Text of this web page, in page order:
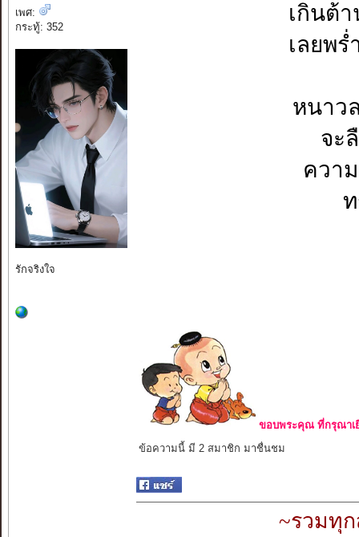
เพศ:
กระทู้: 352
รักจริงใจ
เกินต้า
เลยพร่
หนาว
จะ
ควา
ขอบพระคุณ ที่กรุณาเ
ข้อความนี้ มี 2 สมาชิก มาชื่นชม
~รวมทุ